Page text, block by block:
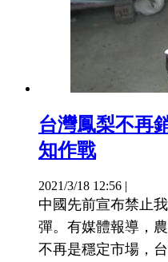
台灣鳳梨不再
知作戰
2021/3/18 12:56 |
中國先前宣布禁止
彈。有媒體報導，
不再是穩定市場，